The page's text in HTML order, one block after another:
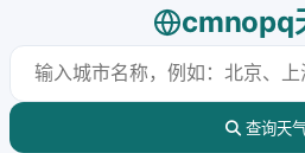
cmnopq
查询天